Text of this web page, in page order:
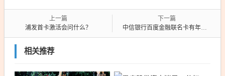
上一篇
浦发首卡激活会问什么？
下一篇
中信银行百度金融联名卡有年费吗？
相关推荐